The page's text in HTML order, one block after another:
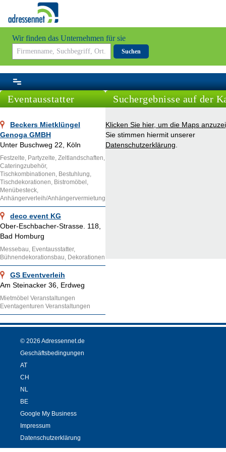
Wir finden das Unternehmen für sie
Suchen
Eventausstatter
Beckers Mietklüngel
Genoga GMBH
Unter Buschweg 22, Köln
Festzelte, Partyzelte, Zeltlandschaften,
Cateringzubehör,
Tischkombinationen, Bestuhlung,
Tischdekorationen, Bistromöbel,
Menübesteck,
Anhängerverleih/Anhängervermietung
deco event KG
Ober-Eschbacher-Strasse. 118,
Bad Homburg
Messebau, Eventausstatter,
Bühnendekorationsbau, Dekorationen
GS Eventverleih
Am Steinacker 36, Erdweg
Mietmöbel Veranstaltungen
Eventagenturen Veranstaltungen
Suchergebnisse auf der
Klicken Sie hier, um die Maps
Sie stimmen hiermit unserer
Datenschutzerklärung
© 2026 Adressennet.de
Geschäftsbedingungen
AT
CH
NL
BE
Google My Business
Impressum
Datenschutzerklärung